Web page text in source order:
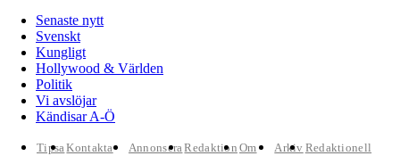
Senaste nytt
Svenskt
Kungligt
Hollywood & Världen
Politik
Vi avslöjar
Kändisar A-Ö
TipsaKontakta
AnnonseraRedaktion Om
Arkiv Redaktionell